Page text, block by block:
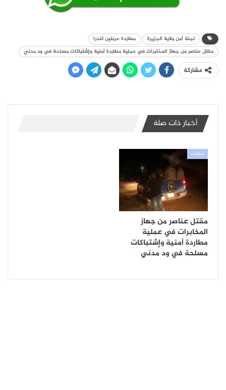
لجنة أمن ولاية الجزيرة
مطاردة عربتين تندرا
مقتل عناصر من جهاز المخابرات في عملية مطاردة أمنية وإشتباكات مسلحة في ود مدني
مشاركة
أخبار ذات صلة
حوادث
مقتل عناصر من جهاز
المخابرات في عملية
مطاردة أمنية وإشتباكات
مسلحة في ود مدني